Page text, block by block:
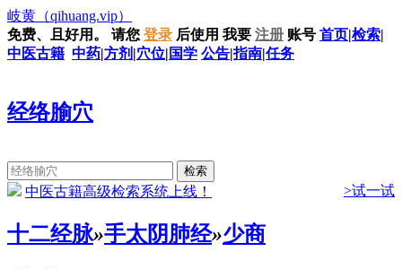
岐黄 （qihuang.vip）
免费、且好用。
请您 登录 后使用 我要 注册 账号 首页|检索|
中医古籍 中药|方剂 |穴位| 国学 公告|指南|任务
经络腧穴
中医古籍高级检索系统上线！ >试一试
十二经脉»手太阴肺经»少商